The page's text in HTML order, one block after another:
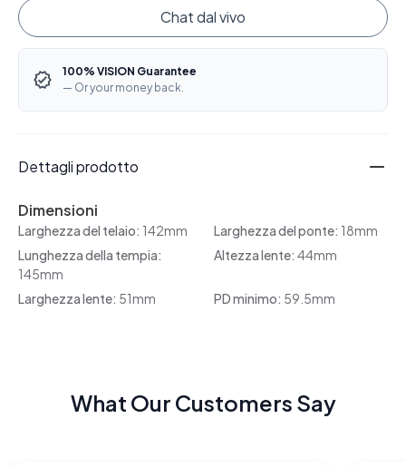
Chat dal vivo
100% VISION Guarantee
— Or your money back.
Dettagli prodotto
Dimensioni
Larghezza del telaio: 142mm Larghezza del ponte: 18mm
Lunghezza della tempia:
145mm
Altezza lente: 44mm
Larghezza lente: 51mm PD minimo: 59.5mm
What Our Customers Say